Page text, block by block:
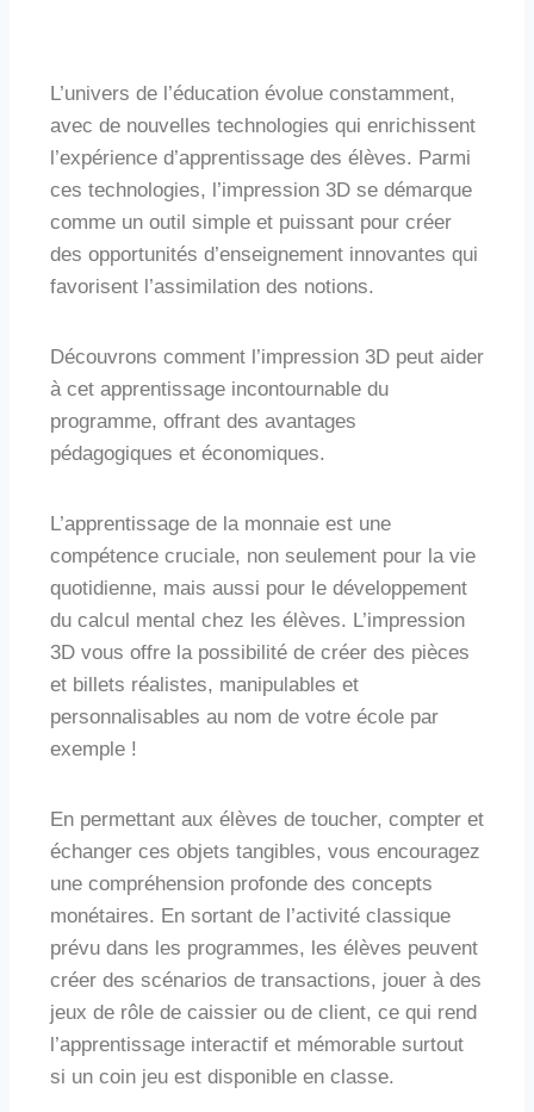
L’univers de l’éducation évolue constamment,
avec de nouvelles technologies qui enrichissent
l’expérience d’apprentissage des élèves. Parmi
ces technologies, l’impression 3D se démarque
comme un outil simple et puissant pour créer
des opportunités d’enseignement innovantes qui
favorisent l’assimilation des notions.
Découvrons comment l’impression 3D peut aider
à cet apprentissage incontournable du
programme, offrant des avantages
pédagogiques et économiques.
L’apprentissage de la monnaie est une
compétence cruciale, non seulement pour la vie
quotidienne, mais aussi pour le développement
du calcul mental chez les élèves. L’impression
3D vous offre la possibilité de créer des pièces
et billets réalistes, manipulables et
personnalisables au nom de votre école par
exemple !
En permettant aux élèves de toucher, compter et
échanger ces objets tangibles, vous encouragez
une compréhension profonde des concepts
monétaires. En sortant de l’activité classique
prévu dans les programmes, les élèves peuvent
créer des scénarios de transactions, jouer à des
jeux de rôle de caissier ou de client, ce qui rend
l’apprentissage interactif et mémorable surtout
si un coin jeu est disponible en classe.